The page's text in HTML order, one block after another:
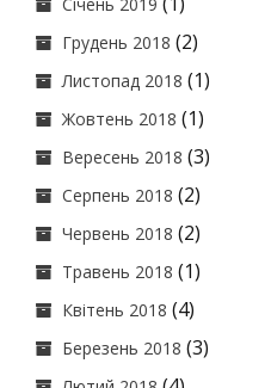
Грудень 2018 (2)
Листопад 2018 (1)
Жовтень 2018 (1)
Вересень 2018 (3)
Серпень 2018 (2)
Червень 2018 (2)
Травень 2018 (1)
Квітень 2018 (4)
Березень 2018 (3)